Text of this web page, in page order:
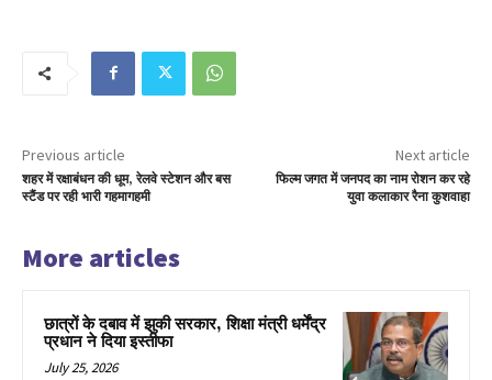
Previous article
शहर में रक्षाबंधन की धूम, रेलवे स्टेशन और बस
स्टैंड पर रही भारी गहमागहमी
Next article
फिल्म जगत में जनपद का नाम रोशन कर रहे
युवा कलाकार रैना कुशवाहा
More articles
छात्रों के दबाव में झुकी सरकार, शिक्षा मंत्री धर्मेंद्र
प्रधान ने दिया इस्तीफा
July 25, 2026